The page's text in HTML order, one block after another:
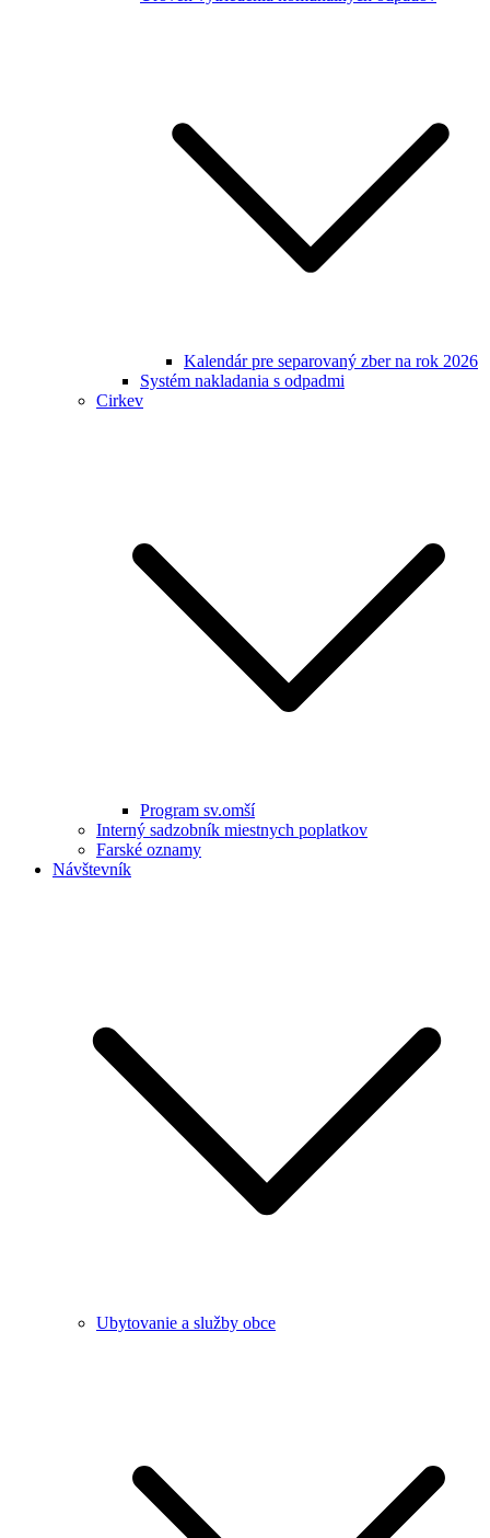
Kalendár pre separovaný zber na rok 2026
Systém nakladania s odpadmi
Cirkev
Program sv.omší
Interný sadzobník miestnych poplatkov
Farské oznamy
Návštevník
Ubytovanie a služby obce